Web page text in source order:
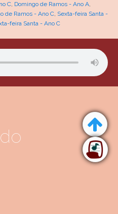
C, Domingo de Ramos - Ano A,
de Ramos - Ano C, Sexta-feira Santa -
feira Santa - Ano C